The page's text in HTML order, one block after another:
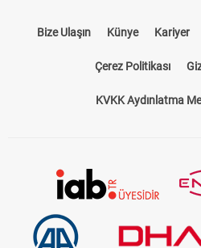
Bize Ulaşın Künye Kariyer
Çerez Politikası
KVKK Aydınlatma